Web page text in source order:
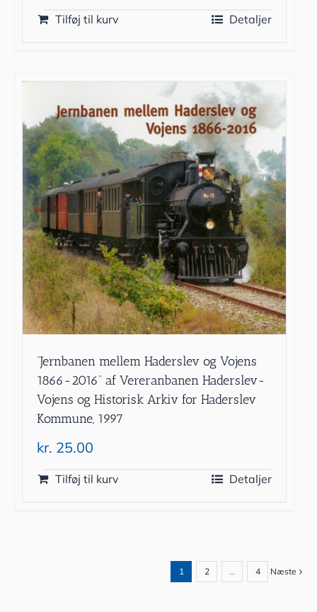
Tilføj til kurv Detaljer
”Jernbanen mellem Haderslev og Vojens
1866-2016” af Vereranbanen Haderslev-
Vojens og Historisk Arkiv for Haderslev
Kommune, 1997
kr. 25.00
Tilføj til kurv Detaljer
1 2 … 4 Næste